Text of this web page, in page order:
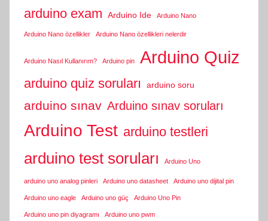
arduino exam Arduino Ide Arduino Nano
Arduino Nano özellikler Arduino Nano özellikleri nelerdir
Arduino Nasıl Kullanırım? Arduino pin Arduino Quiz
arduino quiz soruları arduino soru
arduino sınav Arduino sınav soruları
Arduino Test arduino testleri
arduino test soruları Arduino Uno
arduino uno analog pinleri Arduino uno datasheet Arduino uno dijital pin
Arduino uno eagle Arduino uno güç Arduino Uno Pin
Arduino uno pin diyagramı Arduino uno pwm